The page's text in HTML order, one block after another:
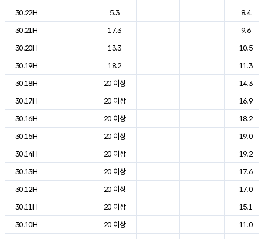
30.22H
5.3
8.4
30.21H
17.3
9.6
30.20H
13.3
10.5
30.19H
18.2
11.3
30.18H
20 이상
14.3
30.17H
20 이상
16.9
30.16H
20 이상
18.2
30.15H
20 이상
19.0
30.14H
20 이상
19.2
30.13H
20 이상
17.6
30.12H
20 이상
17.0
30.11H
20 이상
15.1
30.10H
20 이상
11.0